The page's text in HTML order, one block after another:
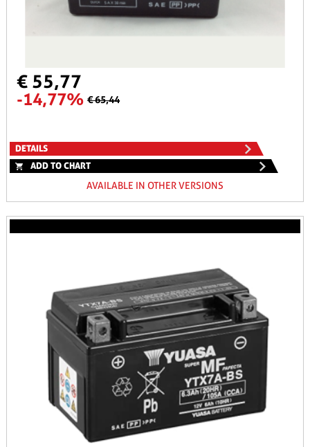
€ 55,77
-14,77% € 65,44
DETAILS
ADD TO CHART
AVAILABLE IN OTHER VERSIONS